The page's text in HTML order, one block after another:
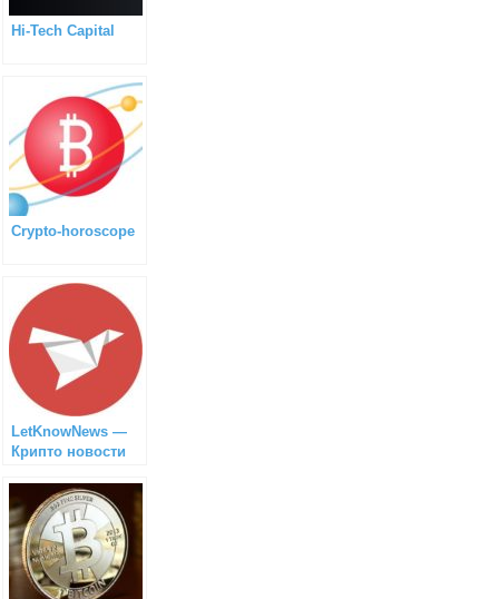
Hi-Tech Capital
Сrypto-horoscope
LetKnowNews —
Крипто новости